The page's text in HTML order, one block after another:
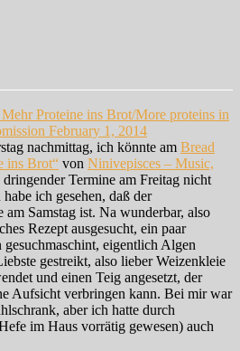
nachmittag, ich könnte am Bread
ins Brot“ von Ninivepisces – Music,
dringender Termine am Freitag nicht
ich gesehen, daß der
am Samstag ist. Na wunderbar, also
Rezept ausgesucht, ein paar
eigentlich Algen
gestreikt, also lieber Weizenkleie
und einen Teig angesetzt, der
Aufsicht verbringen kann. Bei mir war
aber ich hatte durch
im Haus vorrätig gewesen) auch